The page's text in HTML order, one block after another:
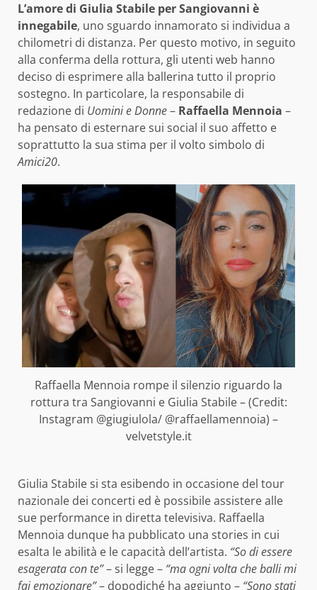
L’amore di Giulia Stabile per Sangiovanni è
innegabile, uno sguardo innamorato si individua a
chilometri di distanza. Per questo motivo, in seguito
alla conferma della rottura, gli utenti web hanno
deciso di esprimere alla ballerina tutto il proprio
sostegno. In particolare, la responsabile di
redazione di Uomini e Donne– Raffaella Mennoia –
ha pensato di esternare sui social il suo affetto e
soprattutto la sua stima per il volto simbolo di
Amici20.
Raffaella Mennoia rompe il silenzio riguardo la
rottura tra Sangiovanni e Giulia Stabile – (Credit:
Instagram @giugiulola/ @raffaellamennoia) –
velvetstyle.it
Giulia Stabile si sta esibendo in occasione del tour
nazionale dei concerti ed è possibile assistere alle
sue performance in diretta televisiva. Raffaella
Mennoia dunque ha pubblicato una stories in cui
esalta le abilità e le capacità dell’artista. “So di essere
esagerata con te”– si legge – “ma ogni volta che balli mi
fai emozionare”– dopodiché ha aggiunto – “Sono stati